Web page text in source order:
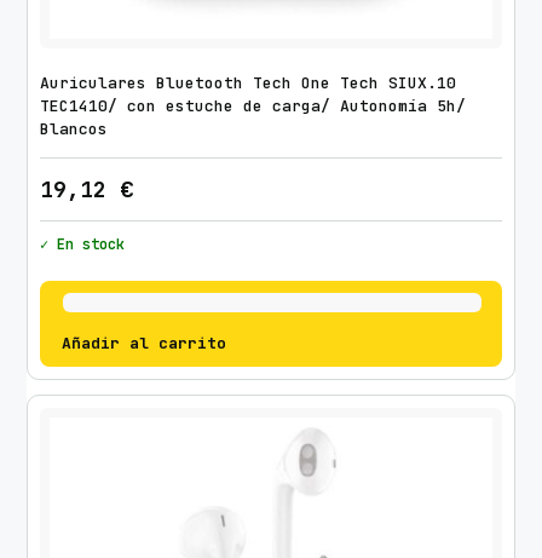
Auriculares Bluetooth Tech One Tech SIUX.10
TEC1410/ con estuche de carga/ Autonomía 5h/
Blancos
19,12 €
✓ En stock
Añadir al carrito